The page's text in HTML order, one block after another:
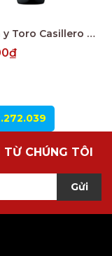
Concha y Toro Casillero del Diablo Reserva Merlot Central Valley
TỪ CHÚNG TÔI
Gửi